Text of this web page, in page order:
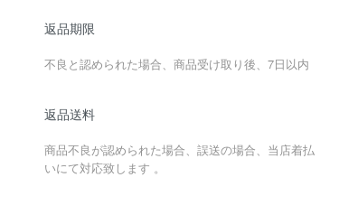
返品期限
不良と認められた場合、商品受け取り後、7日以内
返品送料
商品不良が認められた場合、誤送の場合、当店着払
いにて対応致します 。